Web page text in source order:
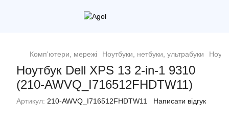
Комп'ютери, мережі Ноутбуки, нетбуки, ультрабуки
Ноутбук Dell XPS 13 2-in-1 9310
(210-AWVQ_I716512FHDTW11)
Артикул: 210-AWVQ_I716512FHDTW11 Написати відгук